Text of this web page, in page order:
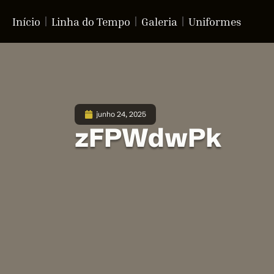
Início Linha do Tempo Galeria Uniformes
junho 24, 2025
zFPWdwPk